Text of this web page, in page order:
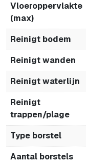
Vloeroppervlakte
(max)
Reinigt bodem
Reinigt wanden
Reinigt waterlijn
Reinigt
trappen/plage
Type borstel
Aantal borstels